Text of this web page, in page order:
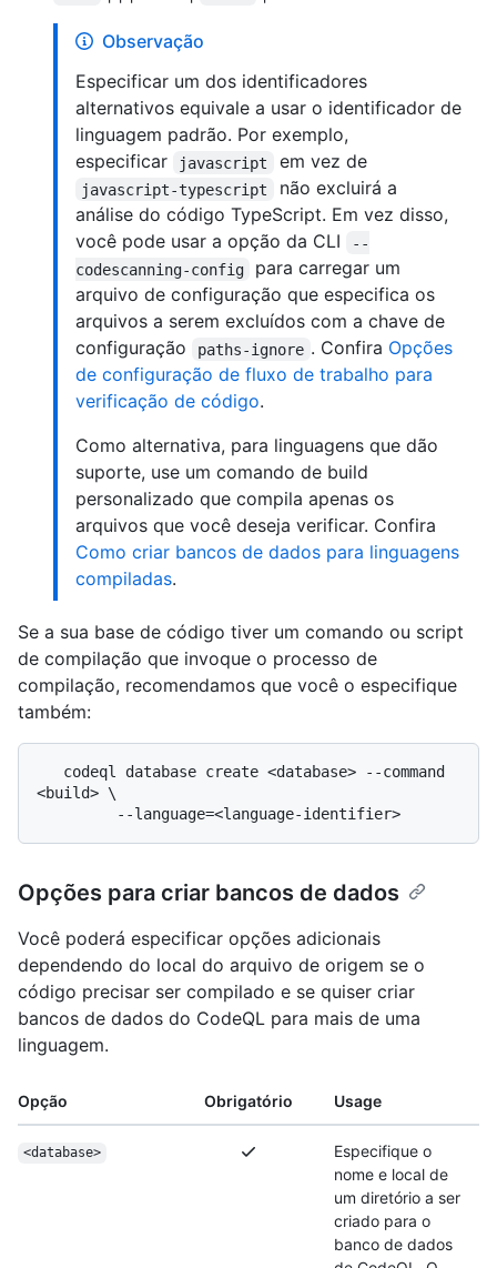
Observação
Especificar um dos identificadores
alternativos equivale a usar o identificador de
linguagem padrão. Por exemplo,
especificar
javascript em vez de
javascript-typescript
não excluirá a
análise do código TypeScript. Em vez disso,
você pode usar a opção da CLI
--
codescanning-config
para carregar um
arquivo de configuração que especifica os
arquivos a serem excluídos com a chave de
configuração
paths-ignore . Confira Opções
de configuração de fluxo de trabalho para
verificação de código.
Como alternativa, para linguagens que dão
suporte, use um comando de build
personalizado que compila apenas os
arquivos que você deseja verificar. Confira
Como criar bancos de dados para linguagens
compiladas.
Se a sua base de código tiver um comando ou script
de compilação que invoque o processo de
compilação, recomendamos que você o especifique
também:
<build> \
Opções para criar bancos de dados
Você poderá especificar opções adicionais
dependendo do local do arquivo de origem se o
código precisar ser compilado e se quiser criar
bancos de dados do CodeQL para mais de uma
linguagem.
Opção Obrigatório Usage
<database>
Especifique o
nome e local de
um diretório a ser
criado para o
banco de dados